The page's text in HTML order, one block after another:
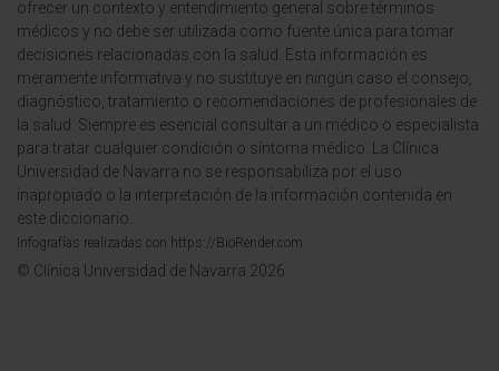
ofrecer un contexto y entendimiento general sobre términos
médicos y no debe ser utilizada como fuente única para tomar
decisiones relacionadas con la salud. Esta información es
meramente informativa y no sustituye en ningún caso el consejo,
diagnóstico, tratamiento o recomendaciones de profesionales de
la salud. Siempre es esencial consultar a un médico o especialista
para tratar cualquier condición o síntoma médico. La Clínica
Universidad de Navarra no se responsabiliza por el uso
inapropiado o la interpretación de la información contenida en
este diccionario.
Infografías realizadas con https://BioRender.com
© Clínica Universidad de Navarra 2026